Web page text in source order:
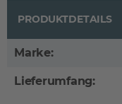
PRODUKTDETAILS
Marke:
Lieferumfang: